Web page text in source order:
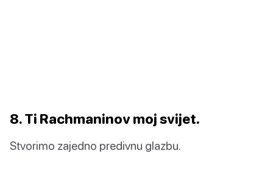
8. Ti Rachmaninov moj svijet.
Stvorimo zajedno predivnu glazbu.